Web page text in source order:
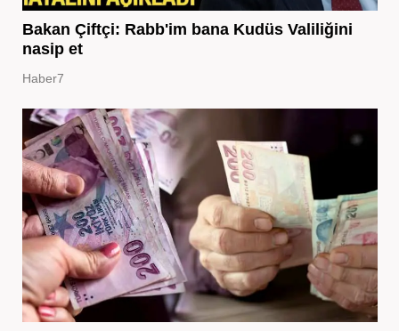
Bakan Çiftçi: Rabb'im bana Kudüs Valiliğini
nasip et
Haber7